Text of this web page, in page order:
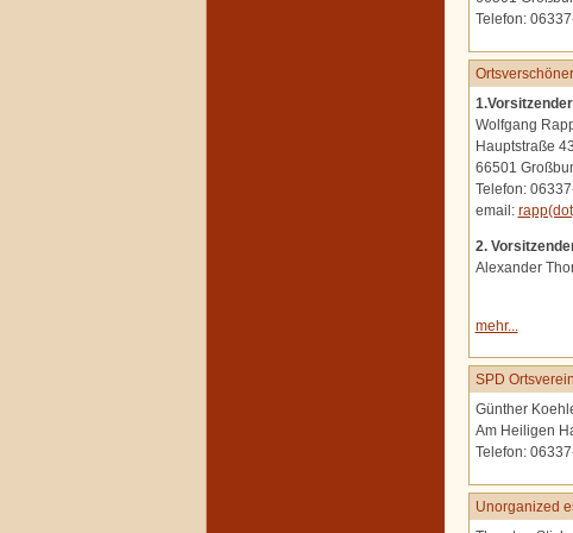
Telefon:
Wolfgang
Hauptstraße 43
66501
Telefon:
email:
2.
Alexander
mehr...
SPD
Günther
Am Heiligen
Telefon:
Unorganized